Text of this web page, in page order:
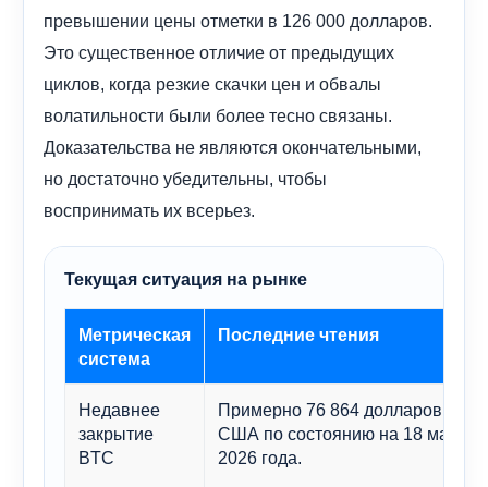
превышении цены отметки в 126 000 долларов.
Это существенное отличие от предыдущих
циклов, когда резкие скачки цен и обвалы
волатильности были более тесно связаны.
Доказательства не являются окончательными,
но достаточно убедительны, чтобы
воспринимать их всерьез.
Текущая ситуация на рынке
Метрическая
система
Последние чтения
Недавнее
закрытие
BTC
Примерно 76 864 долларов
США по состоянию на 18 мая
2026 года.